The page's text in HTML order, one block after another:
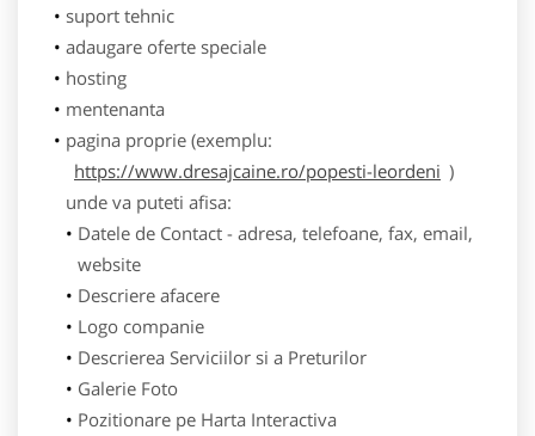
suport tehnic
adaugare oferte speciale
hosting
mentenanta
pagina proprie (exemplu:
https://www.dresajcaine.ro/popesti-leordeni )
unde va puteti afisa:
Datele de Contact - adresa, telefoane, fax, email,
website
Descriere afacere
Logo companie
Descrierea Serviciilor si a Preturilor
Galerie Foto
Pozitionare pe Harta Interactiva